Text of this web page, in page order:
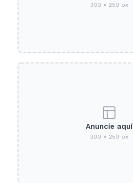
300 × 250 px
Anuncie aquí
300 × 250 px